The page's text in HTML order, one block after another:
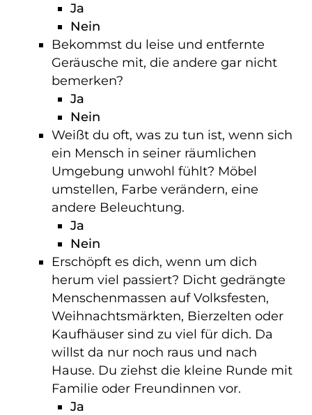
Ja
Nein
Bekommst du leise und entfernte
Geräusche mit, die andere gar nicht
bemerken?
Ja
Nein
Weißt du oft, was zu tun ist, wenn sich
ein Mensch in seiner räumlichen
Umgebung unwohl fühlt? Möbel
umstellen, Farbe verändern, eine
andere Beleuchtung.
Ja
Nein
Erschöpft es dich, wenn um dich
herum viel passiert? Dicht gedrängte
Menschenmassen auf Volksfesten,
Weihnachtsmärkten, Bierzelten oder
Kaufhäuser sind zu viel für dich. Da
willst da nur noch raus und nach
Hause. Du ziehst die kleine Runde mit
Familie oder Freundinnen vor.
Ja